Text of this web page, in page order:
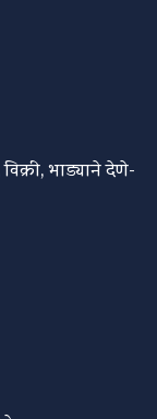
भाड्याने देणे-